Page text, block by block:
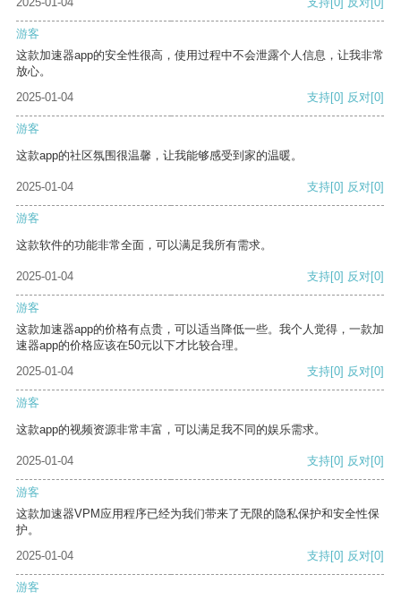
游客
这款加速器app的安全性很高，使用过程中不会泄露个人信息，让我非常
放心。
2025-01-04
支持[0] 反对[0]
游客
这款app的社区氛围很温馨，让我能够感受到家的温暖。
2025-01-04 支持[0] 反对[0]
游客
这款软件的功能非常全面，可以满足我所有需求。
2025-01-04 支持[0] 反对[0]
游客
这款加速器app的价格有点贵，可以适当降低一些。我个人觉得，一款加
速器app的价格应该在50元以下才比较合理。
2025-01-04
支持[0] 反对[0]
游客
这款app的视频资源非常丰富，可以满足我不同的娱乐需求。
2025-01-04 支持[0] 反对[0]
游客
这款加速器VPM应用程序已经为我们带来了无限的隐私保护和安全性保
护。
2025-01-04
支持[0] 反对[0]
游客